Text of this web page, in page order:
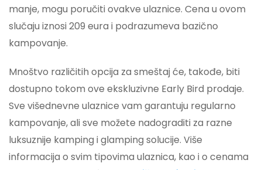
manje, mogu poručiti ovakve ulaznice. Cena u ovom
slučaju iznosi 209 eura i podrazumeva bazično
kampovanje.
Mnoštvo različitih opcija za smeštaj će, takođe, biti
dostupno tokom ove ekskluzivne Early Bird prodaje.
Sve višednevne ulaznice vam garantuju regularno
kampovanje, ali sve možete nadograditi za razne
luksuznije kamping i glamping solucije. Više
informacija o svim tipovima ulaznica, kao i o cenama